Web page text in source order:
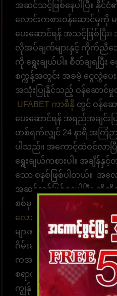
အဆင်သင့်ဖြစ်နေပါပြီ။ နိုင်
လောင်းကစားဝန်ဆောင်မှု
ပေးဆောင်ရန် အသင့်ဖြစ်ပြီး
လိုအပ်ချက်များနှင့် ကိုက်ညီသ
ကို ရွေးချယ်ပါ။ စီတ်ချရပြီ
စက္ကန့်အတွင်း အခမဲ့ ငွေလွှဲပေ
အသုံးပြုနိုင်သည့် ဝန်ဆောင်
UFABET ကာစီနို တွင် ဝန်ဆေ
ပေးဆောင်ရန် အရည်အချင်း
တစ်ရက်လျှင် 24 နာရီ အကြံဉာ
ပါသည်။ အကောင့်ထဲဝင်လာပြီ
ရွေးချယ်ကစားပါ။ အချိန်နှ
သော စနစ်ဖြစ်ပါတယ်။ အလေ
အဆင်သင့်ဖြစ်နေပါပြီ။ ထိထိ
စစ်မှန်သော ပေးချေမှုများ၊
လောင်းကစားဝက်ဘ်ဆိုက်
များ၏နှလုံးသားကို အနိုင်ယူ
ဂိမ်းများကို အချိန်မရွေးကစ
ကအမြဲ စောင့်ဆိုင်းနေပါတယ်။
စရာတွင်ပါဝင်ဆင်နွဲပါ။ကျွ
ကျွန်ုပ်တို့၏ဝဘ်ဆိုဒ်မှာ ကစာ